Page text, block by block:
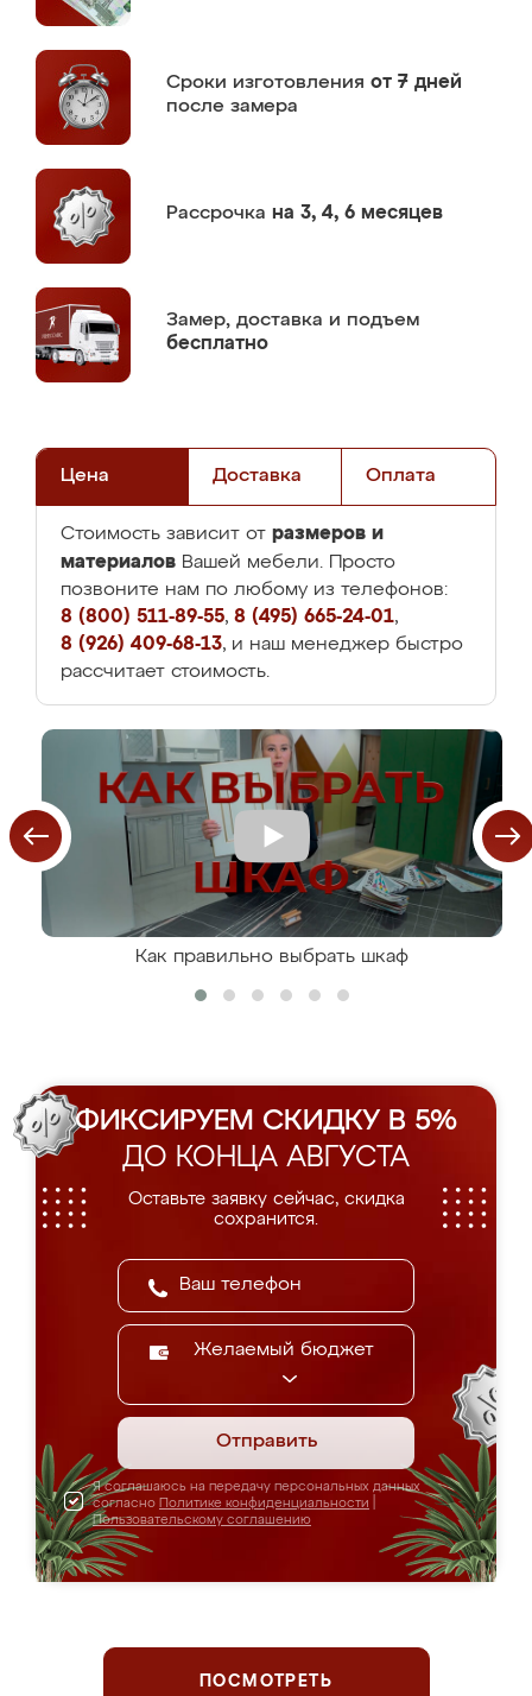
Сроки изготовления от 7 дней
после замера
Рассрочка на 3, 4, 6 месяцев
Замер, доставка и подъем
бесплатно
Цена Доставка Оплата
Стоимость зависит от размеров и
материалов Вашей мебели. Просто
позвоните нам по любому из телефонов:
8 (800) 511-89-55, 8 (495) 665-24-01,
8 (926) 409-68-13, и наш менеджер быстро
рассчитает стоимость.
Как правильно выбрать шкаф
ФИКСИРУЕМ СКИДКУ В 5%
ДО КОНЦА АВГУСТА
Оставьте заявку сейчас, скидка
сохранится.
Желаемый бюджет
Отправить
Я соглашаюсь на передачу персональных данных
согласно Политике конфиденциальности
Пользовательскому соглашению
ПОСМОТРЕТЬ